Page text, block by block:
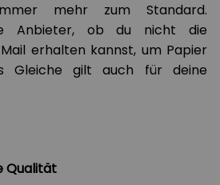
mehr zum Standard.
Anbieter, ob du nicht die
erhalten kannst, um Papier
Gleiche gilt auch für deine
Qualität